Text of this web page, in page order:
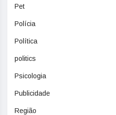
Pet
Polícia
Política
politics
Psicologia
Publicidade
Região